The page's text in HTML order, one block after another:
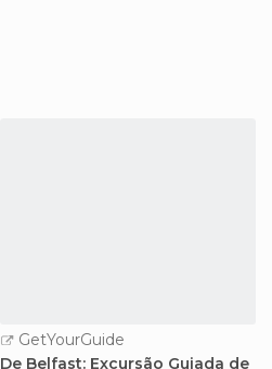
GetYourGuide
De Belfast: Excursão Guiada de